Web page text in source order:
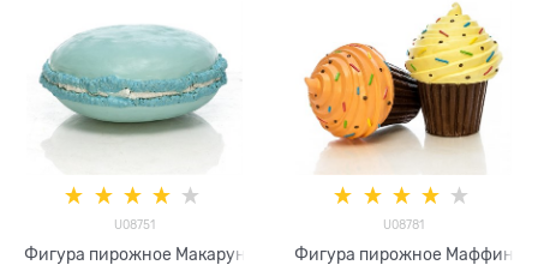
U08751
Фигура пирожное Макарун
U08781
Фигура пирожное Маффин